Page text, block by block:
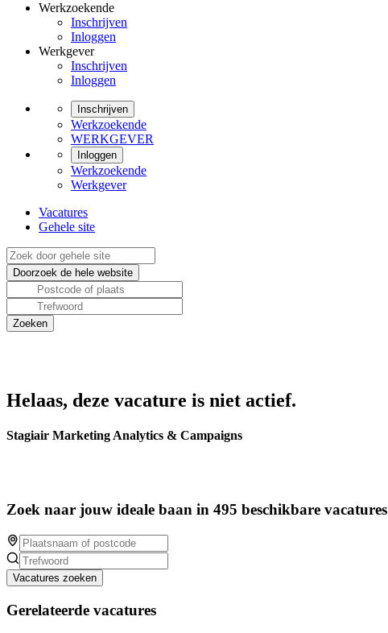
Werkzoekende
Inschrijven
Inloggen
Werkgever
Inschrijven
Inloggen
Inschrijven
Werkzoekende
WERKGEVER
Inloggen
Werkzoekende
Werkgever
Vacatures
Gehele site
Helaas, deze vacature is niet actief.
Stagiair Marketing Analytics & Campaigns
Zoek naar jouw ideale baan in 495 beschikbare vacatures
Vacatures zoeken
Gerelateerde vacatures